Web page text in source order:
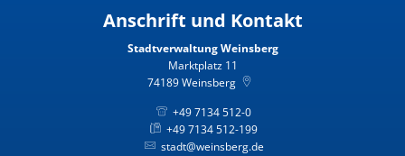
Anschrift und Kontakt
Stadtverwaltung Weinsberg
Marktplatz 11
74189Weinsberg
+49 7134 512-0
+49 7134 512-199
stadt@weinsberg.de